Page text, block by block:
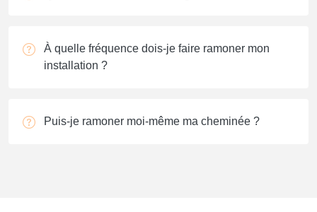
À quelle fréquence dois-je faire ramoner mon
installation ?
Puis-je ramoner moi-même ma cheminée ?